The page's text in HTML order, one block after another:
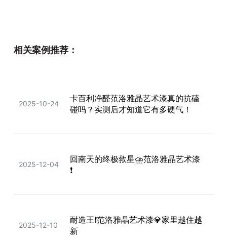
2025-08-16
截图
2025-12-11
极简风别乱装！拱门➕蛋壳光才是正
确打开方式
2025-05-22
2025装修新手必看：墙面用艺术
漆，全屋高颜值不踩坑！
相关案例推荐：
2025-10-24
卡百利净醛范洛雅晶艺术漆真的抗磕
碰吗？实测后才知道它有多硬气！
2025-12-04
回南天的终极救星⛈️范洛雅晶艺术漆
❗️
2025-12-10
耐造王❗️范洛雅晶艺术漆💎家里越住越
新